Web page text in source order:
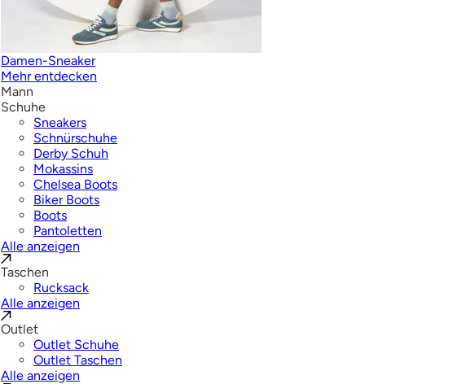
Damen-Sneaker
Mehr entdecken
Mann
Schuhe
Sneakers
Schnürschuhe
Derby Schuh
Mokassins
Chelsea Boots
Biker Boots
Boots
Pantoletten
Alle anzeigen
Taschen
Rucksack
Alle anzeigen
Outlet
Outlet Schuhe
Outlet Taschen
Alle anzeigen